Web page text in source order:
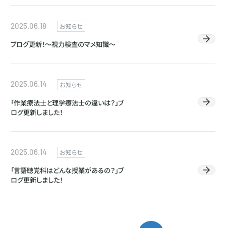
2025.06.18 お知らせ
ブログ更新！～視力検査のマメ知識～
2025.06.14 お知らせ
「作業療法士と理学療法士の違いは？」ブ
ログ更新しました！
2025.06.14 お知らせ
「言語聴覚科はどんな授業があるの？」ブ
ログ更新しました！